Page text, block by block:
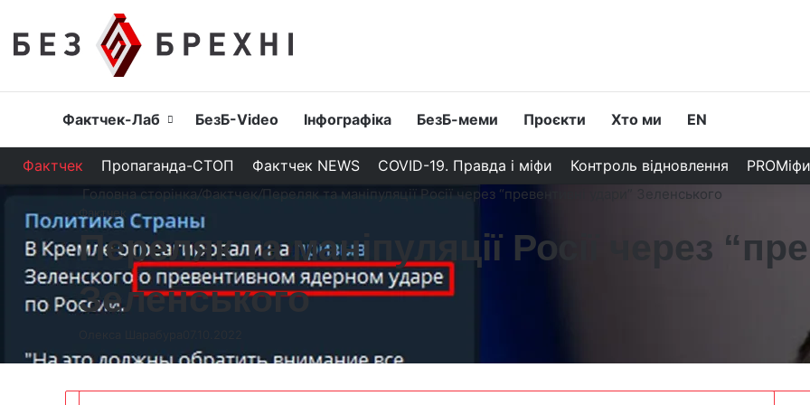
Головна
Фактчек-Лаб БезБ-Video Інфографіка БезБ-меми Проєкти Хто ми EN
Фактчек Пропаганда-СТОП Фактчек NEWS COVID-19. Правда і міфи Контроль відновлення PROМіфи
Головна сторінка/Фактчек/Переляк та маніпуляції Росії через “превентивні удари” Зеленського
Фактчек
Переляк та маніпуляції Росії через
Зеленського